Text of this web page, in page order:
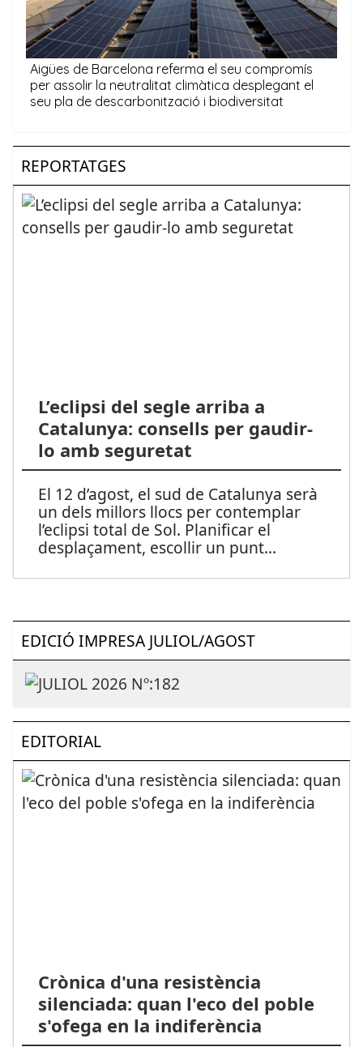
REPORTATGES
L’eclipsi del segle arriba a
Catalunya: consells per gaudir-
lo amb seguretat
El 12 d’agost, el sud de Catalunya serà
un dels millors llocs per contemplar
l’eclipsi total de Sol. Planificar el
desplaçament, escollir un punt...
EDICIÓ IMPRESA JULIOL/AGOST
EDITORIAL
Crònica d'una resistència
silenciada: quan l'eco del poble
s'ofega en la indiferència